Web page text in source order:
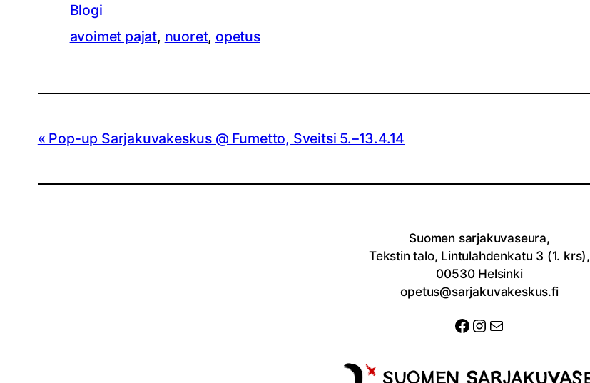
Blogi
avoimet pajat, nuoret, opetus
Pop-up Sarjakuvakeskus @ Fumetto, Sveitsi 5.–13.4.14
Suomen sarjakuvaseura,
Tekstin talo, Lintulahdenkatu 3 (1. krs),
00530 Helsinki
opetus@sarjakuvakeskus.fi
Facebook
Instagram
Sähköposti